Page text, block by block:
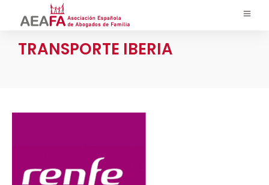
TRANSPORTE IBERIA